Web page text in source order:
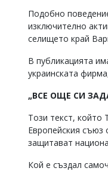
Подобно
изключително
селището край
В публикацията
украинската
„ВСЕ ОЩЕ СИ
Този текст, който
Европейския съюз
защитават
Кой е създал